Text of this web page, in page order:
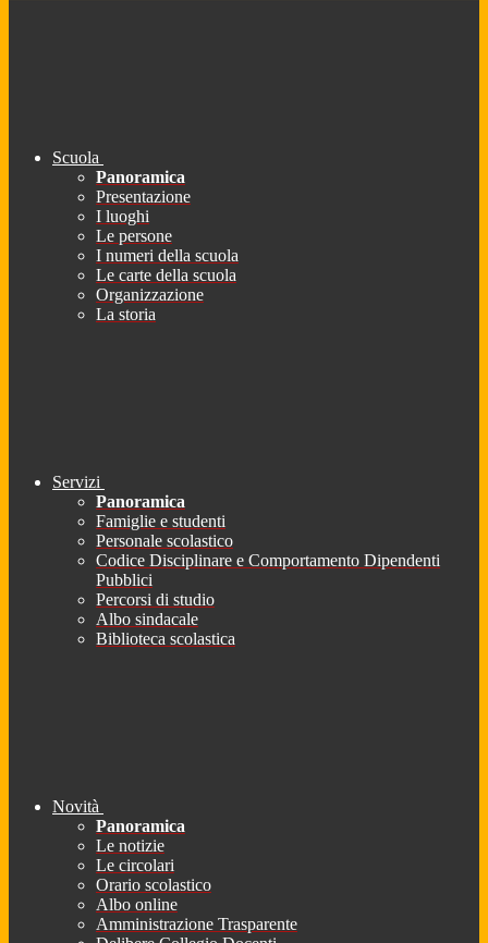
Scuola
Panoramica
Presentazione
I luoghi
Le persone
I numeri della scuola
Le carte della scuola
Organizzazione
La storia
Servizi
Panoramica
Famiglie e studenti
Personale scolastico
Codice Disciplinare e Comportamento Dipendenti
Pubblici
Percorsi di studio
Albo sindacale
Biblioteca scolastica
Novità
Panoramica
Le notizie
Le circolari
Orario scolastico
Albo online
Amministrazione Trasparente